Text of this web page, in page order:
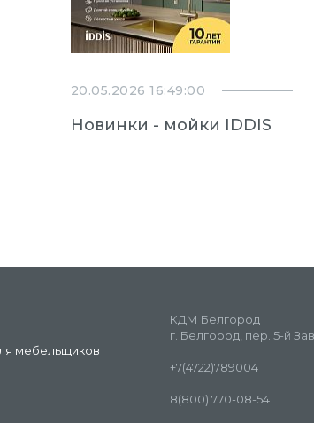
20.05.2026 16:49:00
Новинки - мойки IDDIS
мебельщиков
КДМ Белгород
г. Белгород, пер. 5-й
+7(4722)789004
8(800) 770-08-54